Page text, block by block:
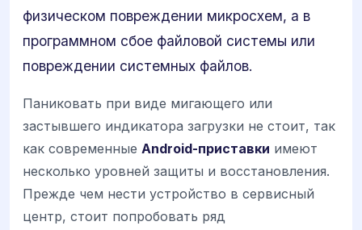
физическом повреждении микросхем, а в
программном сбое файловой системы или
повреждении системных файлов.
Паниковать при виде мигающего или
застывшего индикатора загрузки не стоит, так
как современные Android-приставки имеют
несколько уровней защиты и восстановления.
Прежде чем нести устройство в сервисный
центр, стоит попробовать ряд